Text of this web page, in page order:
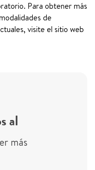
Para obtener más
de
visite el sitio web
al
más